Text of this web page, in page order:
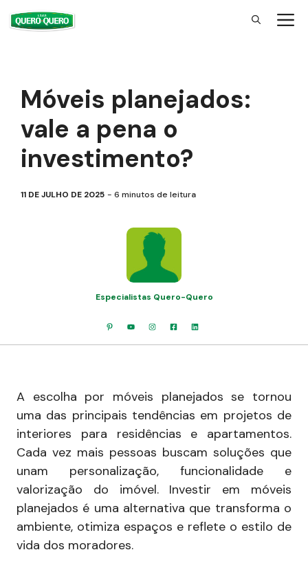
para
Móveis planejados:
vale a pena o
investimento?
11 DE JULHO DE 2025 6 minutos de leitura
Especialistas Quero-Quero
A escolha por móveis planejados se tornou
uma das principais tendências em projetos de
interiores para residências e apartamentos.
Cada vez mais pessoas buscam soluções que
unam personalização, funcionalidade e
valorização do imóvel. Investir em móveis
planejados é uma alternativa que transforma o
ambiente, otimiza espaços e reflete o estilo de
vida dos moradores.